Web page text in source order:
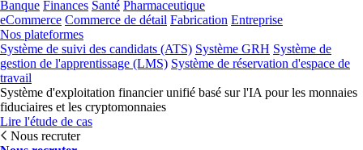
Banque Finances Santé Pharmaceutique
eCommerce Commerce de détail Fabrication Entreprise
Nos plateformes
Système de suivi des candidats (ATS) Système GRH Système de
gestion de l'apprentissage (LMS) Système de réservation d'espace de
travail
Système d'exploitation financier unifié basé sur l'IA pour les monnaies
fiduciaires et les cryptomonnaies
Lire l'étude de cas
Nous recruter